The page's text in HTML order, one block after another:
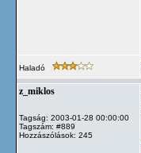
Haladó
z_miklos
Tagság: 2003-01-28 00:00:00
Tagszám: #889
Hozzászólások: 245